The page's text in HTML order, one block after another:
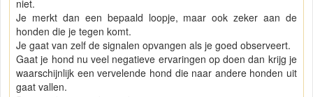
niet.
Je merkt dan een bepaald loopje, maar ook zeker aan de
honden die je tegen komt.
Je gaat van zelf de signalen opvangen als je goed observeert.
Gaat je hond nu veel negatieve ervaringen op doen dan krijg je
waarschijnlijk een vervelende hond die naar andere honden uit
gaat vallen.